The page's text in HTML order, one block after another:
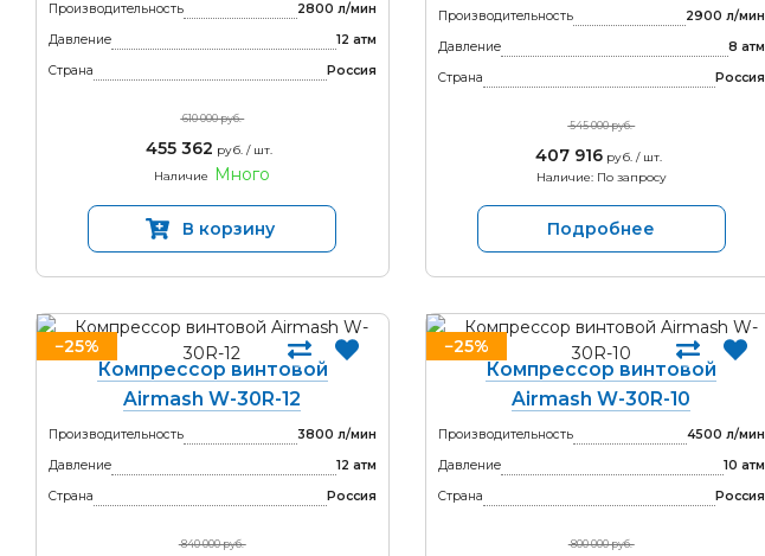
Производительность
2800 л/мин
Давление
12 атм
Страна
Россия
610 000 руб.
455 362 руб. / шт.
Наличие
Много
В корзину
Производительность
2900 л/мин
Давление
8 атм
Страна
Россия
545 000 руб.
407 916руб. / шт.
Наличие: По запросу
Подробнее
−25%
Компрессор винтовой
Airmash W-30R-12
Производительность
3800 л/мин
Давление
12 атм
Страна
Россия
840 000 руб.
−25%
Компрессор винтовой
Airmash W-30R-10
Производительность
4500 л/мин
Давление
10 атм
Страна
Россия
800 000 руб.